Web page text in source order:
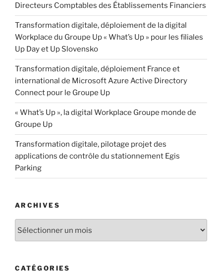
Directeurs Comptables des Établissements Financiers
Transformation digitale, déploiement de la digital
Workplace du Groupe Up « What’s Up » pour les filiales
Up Day et Up Slovensko
Transformation digitale, déploiement France et
international de Microsoft Azure Active Directory
Connect pour le Groupe Up
« What’s Up », la digital Workplace Groupe monde de
Groupe Up
Transformation digitale, pilotage projet des
applications de contrôle du stationnement Egis
Parking
ARCHIVES
CATÉGORIES